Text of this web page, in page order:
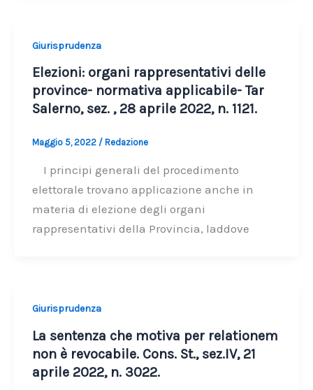
Giurisprudenza
Elezioni: organi rappresentativi delle
province- normativa applicabile- Tar
Salerno, sez. , 28 aprile 2022, n. 1121.
Maggio 5, 2022 / Redazione
I principi generali del procedimento
elettorale trovano applicazione anche in
materia di elezione degli organi
rappresentativi della Provincia, laddove
Giurisprudenza
La sentenza che motiva per relationem
non è revocabile. Cons. St., sez.IV, 21
aprile 2022, n. 3022.